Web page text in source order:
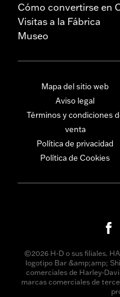
Cómo convertirse en
Visitas a la Fábrica
Museo
Mapa del sitio web
Aviso legal
Términos y condiciones
venta
Política de privacidad
Política de Cookies
©2026 H-D o sus filiales.
logotipo Bar &amp;amp;
comerciales de Harley-
marcas comerciales de